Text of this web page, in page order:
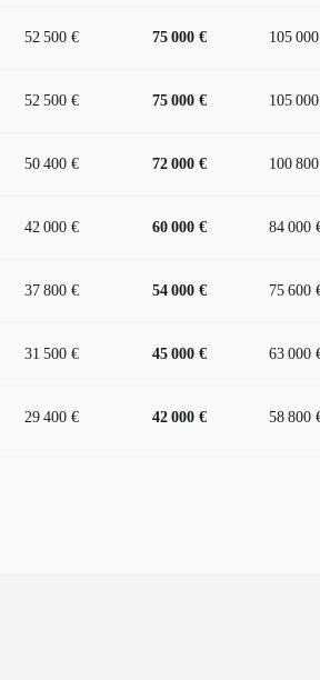
52 500 € 75 000 € 105
52 500 € 75 000 € 105
50 400 € 72 000 € 100
42 000 € 60 000 € 84 000
37 800 € 54 000 € 75 600
31 500 € 45 000 € 63 000
29 400 € 42 000 € 58 800